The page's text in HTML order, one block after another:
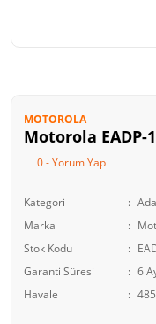
MOTOROLA
Motorola EADP-
0 - Yorum Yap
Kategori
Marka
Stok Kodu
Garanti Süresi
6
Havale